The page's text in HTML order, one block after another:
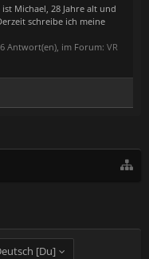
Michael, 28 Jahre alt und
schreibe ich meine
Antwort(en), im Forum: VR
[Du]